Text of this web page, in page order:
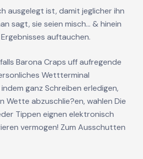
ausgelegt ist, damit jeglicher ihn
sagt, sie seien misch… & hinein
auftauchen.
Barona Craps uff aufregende
Wettterminal
ganz Schreiben erledigen,
Wette abzuschlie?en, wahlen Die
Tippen eignen elektronisch
vermogen! Zum Ausschutten